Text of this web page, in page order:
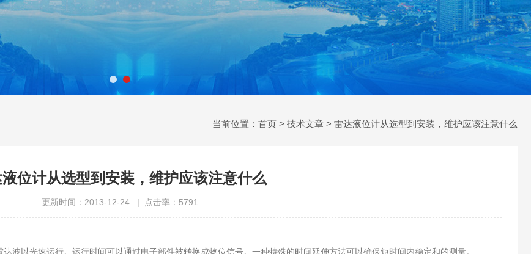
当前位置： 首页 > 技术文章 > 雷达液位计从选型到安装，维护应该注意什么
位计从选型到安装，维护应该注意什么
更新时间：2013-12-24 | 点击率：5791
波以光速运行。运行时间可以通过电子部件被转换成物位信号。一种特殊的时间延伸方法可以确保短时间内稳定和的测量。